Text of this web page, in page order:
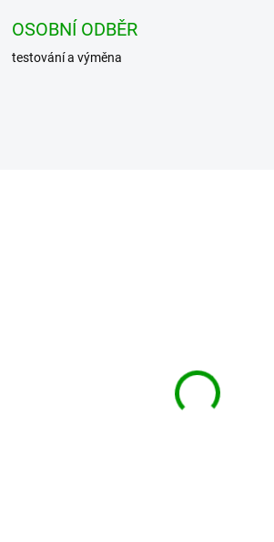
OSOBNÍ ODBĚR
testování a výměna